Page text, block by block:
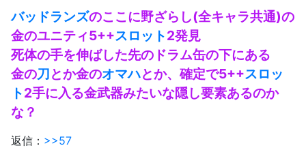
バッドランズのここに野ざらし(全キャラ共通)の
金のユニティ5++スロット2発見
死体の手を伸ばした先のドラム缶の下にある
金の刀とか金のオマハとか、確定で5++スロッ
ト2手に入る金武器みたいな隠し要素あるのか
な？
返信： >>57